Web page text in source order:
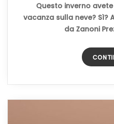
Questo inverno
vacanza sulla neve? Sì?
da Zanoni